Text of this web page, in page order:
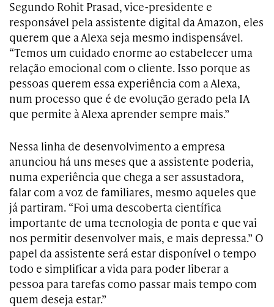
Segundo Rohit Prasad, vice-presidente e
responsável pela assistente digital da Amazon, eles
querem que a Alexa seja mesmo indispensável.
“Temos um cuidado enorme ao estabelecer uma
relação emocional com o cliente. Isso porque as
pessoas querem essa experiência com a Alexa,
num processo que é de evolução gerado pela IA
que permite à Alexa aprender sempre mais.”
Nessa linha de desenvolvimento a empresa
anunciou há uns meses que a assistente poderia,
numa experiência que chega a ser assustadora,
falar com a voz de familiares, mesmo aqueles que
já partiram. “Foi uma descoberta científica
importante de uma tecnologia de ponta e que vai
nos permitir desenvolver mais, e mais depressa.” O
papel da assistente será estar disponível o tempo
todo e simplificar a vida para poder liberar a
pessoa para tarefas como passar mais tempo com
quem deseja estar.”